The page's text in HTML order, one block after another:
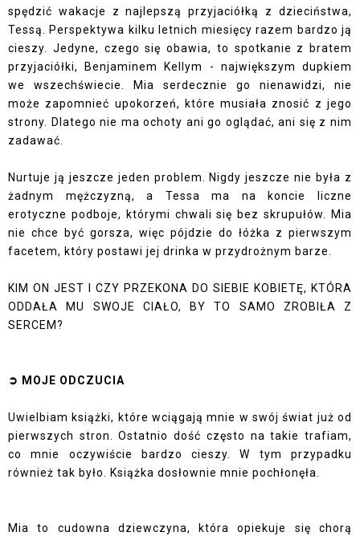
spędzić wakacje z najlepszą przyjaciółką z dzieciństwa,
Tessą. Perspektywa kilku letnich miesięcy razem bardzo ją
cieszy. Jedyne, czego się obawia, to spotkanie z bratem
przyjaciółki, Benjaminem Kellym - największym dupkiem
we wszechświecie. Mia serdecznie go nienawidzi, nie
może zapomnieć upokorzeń, które musiała znosić z jego
strony. Dlatego nie ma ochoty ani go oglądać, ani się z nim
zadawać.
Nurtuje ją jeszcze jeden problem. Nigdy jeszcze nie była z
żadnym mężczyzną, a Tessa ma na koncie liczne
erotyczne podboje, którymi chwali się bez skrupułów. Mia
nie chce być gorsza, więc pójdzie do łóżka z pierwszym
facetem, który postawi jej drinka w przydrożnym barze.
KIM ON JEST I CZY PRZEKONA DO SIEBIE KOBIETĘ, KTÓRA
ODDAŁA MU SWOJE CIAŁO, BY TO SAMO ZROBIŁA Z
SERCEM?
➲ MOJE ODCZUCIA
Uwielbiam książki, które wciągają mnie w swój świat już od
pierwszych stron. Ostatnio dość często na takie trafiam,
co mnie oczywiście bardzo cieszy. W tym przypadku
również tak było. Książka dosłownie mnie pochłonęła.
Mia to cudowna dziewczyna, która opiekuje się chorą